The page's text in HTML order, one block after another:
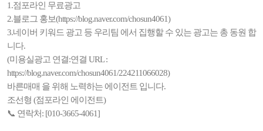
1.점포라인 무료광고
2.블로그 홍보(https://blog.naver.com/chosun4061)
3.네이버 키워드 광고 등 우리팀 에서 집행할 수 있는 광고는 총 동원 합
니다.
(미용실광고 연결:연결 URL :
https://blog.naver.com/chosun4061/224211066028)
바른매매 을 위해 노력하는 에이전트 입니다.
조선형 (점포라인 에이전트)
📞 연락처: [010-3665-4061]